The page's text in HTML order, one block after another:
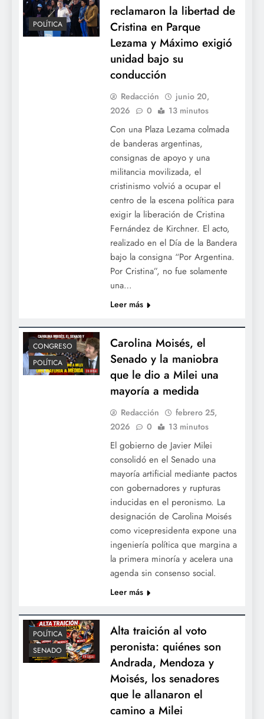
POLÍTICA
reclamaron la libertad de
Cristina en Parque
Lezama y Máximo exigió
unidad bajo su
conducción
Redacción
junio 20,
2026
0 13 minutos
Con una Plaza Lezama colmada
de banderas argentinas,
consignas de apoyo y una
militancia movilizada, el
cristinismo volvió a ocupar el
centro de la escena política para
exigir la liberación de Cristina
Fernández de Kirchner. El acto,
realizado en el Día de la Bandera
bajo la consigna “Por Argentina.
Por Cristina”, no fue solamente
una…
Leer más
CONGRESO
POLÍTICA
Carolina Moisés, el
Senado y la maniobra
que le dio a Milei una
mayoría a medida
Redacción
febrero 25,
2026
0 13 minutos
El gobierno de Javier Milei
consolidó en el Senado una
mayoría artificial mediante pactos
con gobernadores y rupturas
inducidas en el peronismo. La
designación de Carolina Moisés
como vicepresidenta expone una
ingeniería política que margina a
la primera minoría y acelera una
agenda sin consenso social.
Leer más
POLÍTICA
SENADO
Alta traición al voto
peronista: quiénes son
Andrada, Mendoza y
Moisés, los senadores
que le allanaron el
camino a Milei